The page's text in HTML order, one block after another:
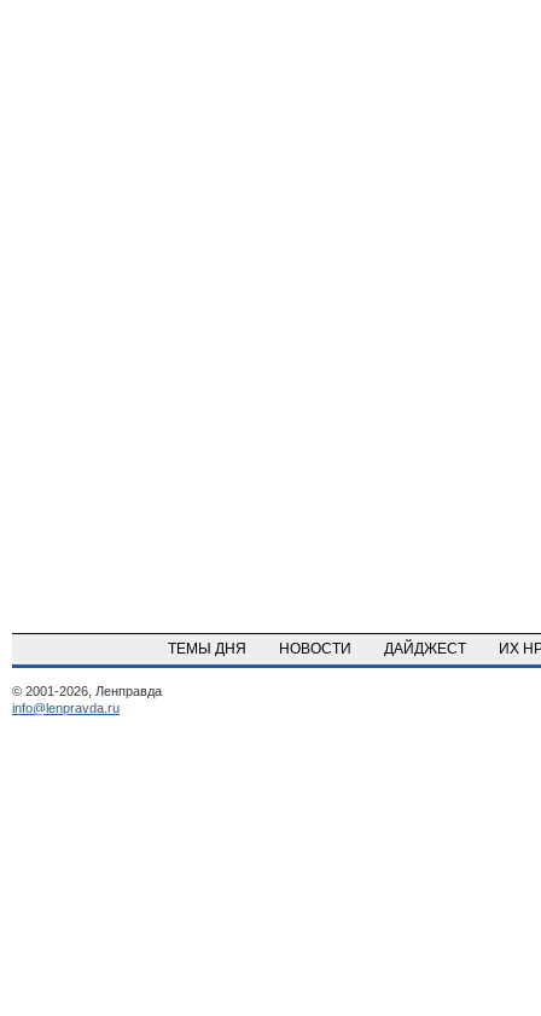
ТЕМЫ ДНЯ НОВОСТИ ДАЙДЖЕСТ ИХ
© 2001-2026, Ленправда
info@lenpravda.ru